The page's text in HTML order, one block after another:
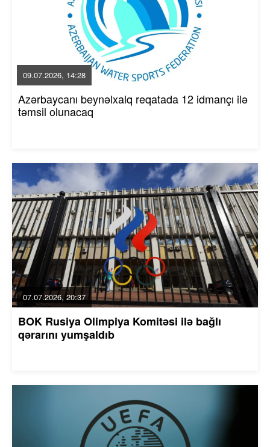
09.07.2026, 14:28
Azərbaycanı beynəlxalq reqatada 12 idmançı ilə
təmsil olunacaq
07.07.2026, 20:37
BOK Rusiya Olimpiya Komitəsi ilə bağlı
qərarını yumşaldıb